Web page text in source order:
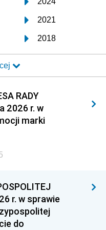
2021
2018
2015
2012
2009
2006
1994
1991
RADY
2026 r. w
marki
r. w sprawie
do